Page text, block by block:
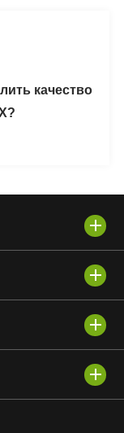
качество